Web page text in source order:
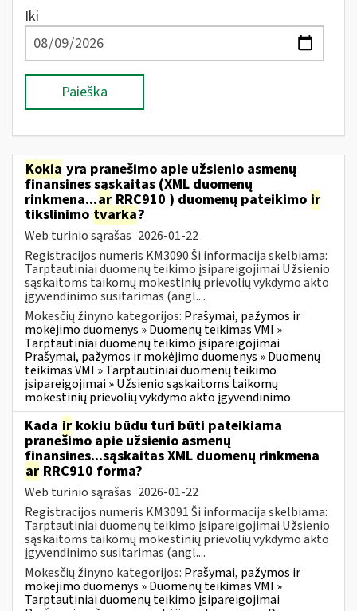
Iki
Paieška
Kokia yra pranešimo apie užsienio asmenų
finansines sąskaitas (XML duomenų
rinkmena...ar RRC910 ) duomenų pateikimo ir
tikslinimo tvarka?
Web turinio sąrašas 2026-01-22
Registracijos numeris KM3090 Ši informacija skelbiama:
Tarptautiniai duomenų teikimo įsipareigojimai Užsienio
sąskaitoms taikomų mokestinių prievolių vykdymo akto
įgyvendinimo susitarimas (angl....
Mokesčių žinyno kategorijos: Prašymai, pažymos ir
mokėjimo duomenys » Duomenų teikimas VMI »
Tarptautiniai duomenų teikimo įsipareigojimai
Prašymai, pažymos ir mokėjimo duomenys » Duomenų
teikimas VMI » Tarptautiniai duomenų teikimo
įsipareigojimai » Užsienio sąskaitoms taikomų
mokestinių prievolių vykdymo akto įgyvendinimo
Kada ir kokiu būdu turi būti pateikiama
pranešimo apie užsienio asmenų
finansines...sąskaitas XML duomenų rinkmena
ar RRC910 forma?
Web turinio sąrašas 2026-01-22
Registracijos numeris KM3091 Ši informacija skelbiama:
Tarptautiniai duomenų teikimo įsipareigojimai Užsienio
sąskaitoms taikomų mokestinių prievolių vykdymo akto
įgyvendinimo susitarimas (angl....
Mokesčių žinyno kategorijos: Prašymai, pažymos ir
mokėjimo duomenys » Duomenų teikimas VMI »
Tarptautiniai duomenų teikimo įsipareigojimai